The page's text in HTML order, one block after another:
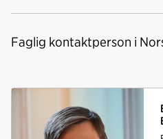
Faglig kontaktperson i